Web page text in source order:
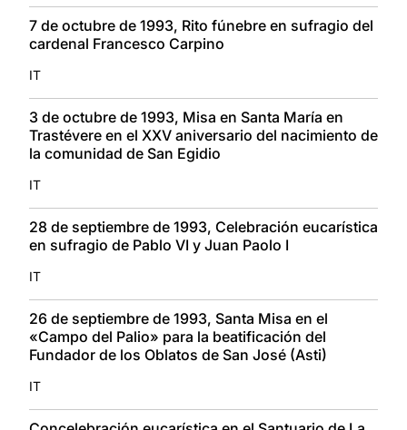
7 de octubre de 1993, Rito fúnebre en sufragio del
cardenal Francesco Carpino
IT
3 de octubre de 1993, Misa en Santa María en
Trastévere en el XXV aniversario del nacimiento de
la comunidad de San Egidio
IT
28 de septiembre de 1993, Celebración eucarística
en sufragio de Pablo VI y Juan Paolo I
IT
26 de septiembre de 1993, Santa Misa en el
«Campo del Palio» para la beatificación del
Fundador de los Oblatos de San José (Asti)
IT